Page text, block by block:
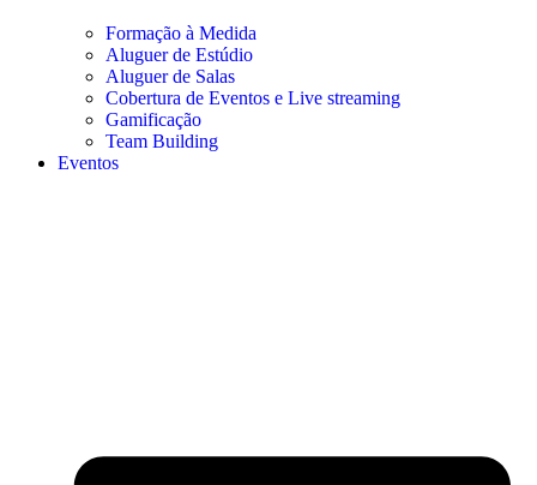
Formação à Medida
Aluguer de Estúdio
Aluguer de Salas
Cobertura de Eventos e Live streaming
Gamificação
Team Building
Eventos